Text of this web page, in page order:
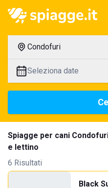
Condofuri
Seleziona date
Spiagge per cani
e lettino
6 Risultati
Black